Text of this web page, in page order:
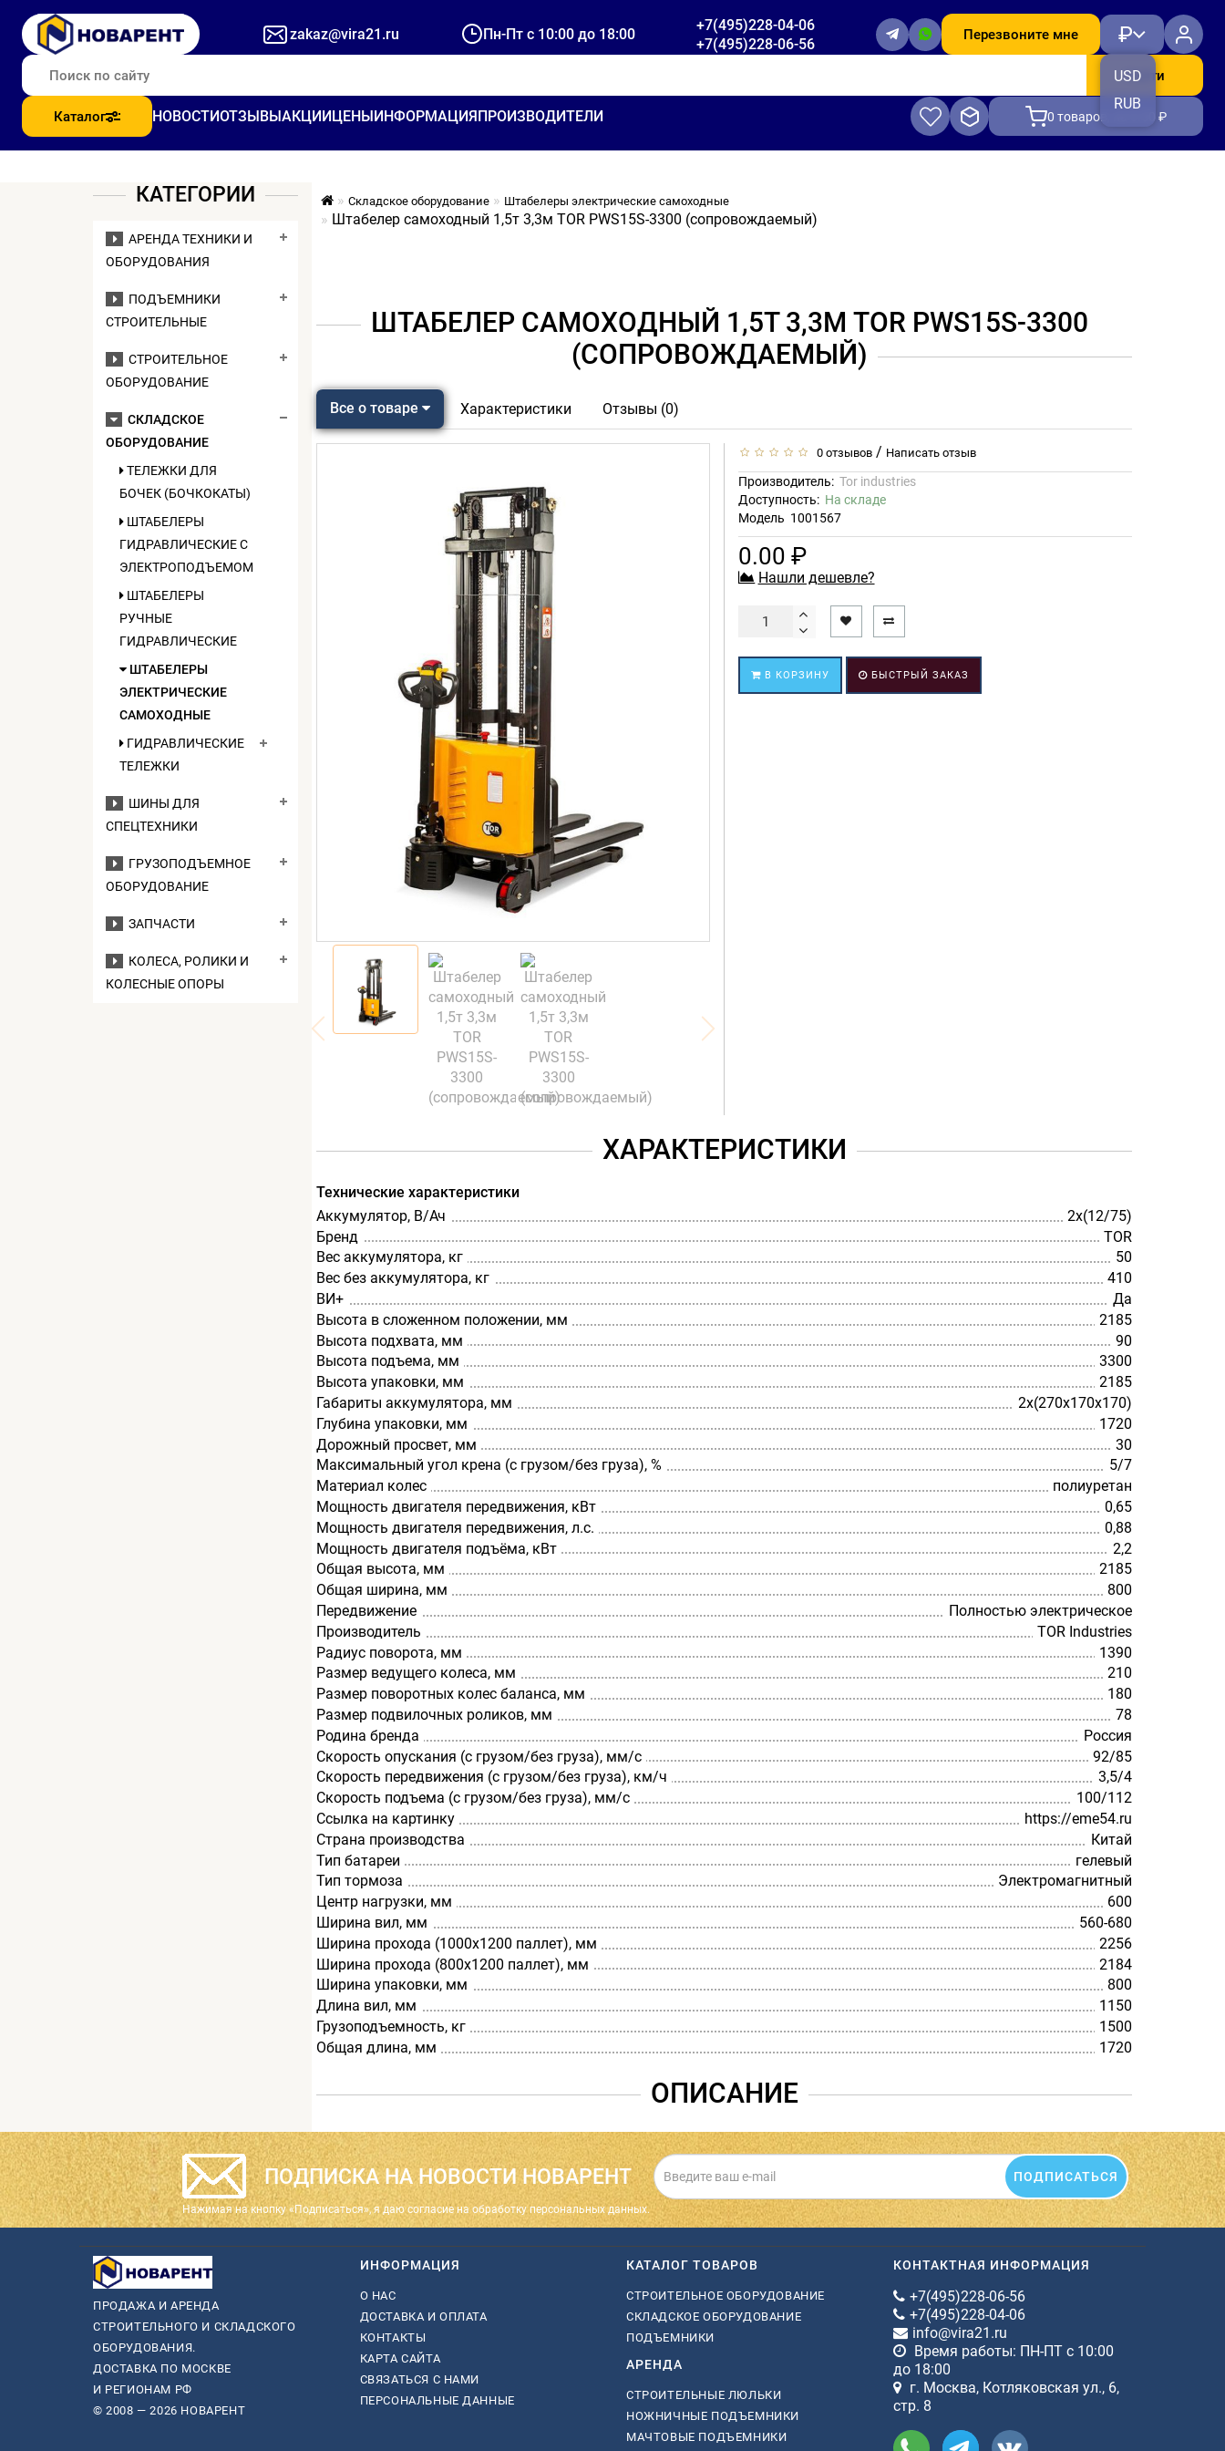
zakaz@vira21.ru Пн-Пт с 10:00 до 18:00
+7(495)228-04-06
+7(495)228-06-56
Перезвоните мне ₽
USD
RUB
Найти
Каталог НОВОСТИОТЗЫВЫАКЦИИЦЕНЫИНФОРМАЦИЯПРОИЗВОДИТЕЛИ 0 товаров, на 0.00 ₽
КАТЕГОРИИ
АРЕНДА ТЕХНИКИ И
ОБОРУДОВАНИЯ
ПОДЪЕМНИКИ
СТРОИТЕЛЬНЫЕ
СТРОИТЕЛЬНОЕ
ОБОРУДОВАНИЕ
СКЛАДСКОЕ
ОБОРУДОВАНИЕ
ТЕЛЕЖКИ ДЛЯ
БОЧЕК (БОЧКОКАТЫ)
ШТАБЕЛЕРЫ
ГИДРАВЛИЧЕСКИЕ C
ЭЛЕКТРОПОДЪЕМОМ
ШТАБЕЛЕРЫ
РУЧНЫЕ
ГИДРАВЛИЧЕСКИЕ
ШТАБЕЛЕРЫ
ЭЛЕКТРИЧЕСКИЕ
САМОХОДНЫЕ
ГИДРАВЛИЧЕСКИЕ
ТЕЛЕЖКИ
ШИНЫ ДЛЯ
СПЕЦТЕХНИКИ
ГРУЗОПОДЪЕМНОЕ
ОБОРУДОВАНИЕ
ЗАПЧАСТИ
КОЛЕСА, РОЛИКИ И
КОЛЕСНЫЕ ОПОРЫ
Складское оборудование Штабелеры электрические самоходные
Штабелер самоходный 1,5т 3,3м TOR PWS15S-3300 (сопровождаемый)
ШТАБЕЛЕР САМОХОДНЫЙ 1,5Т 3,3М TOR PWS15S-3300
(СОПРОВОЖДАЕМЫЙ)
Все о товаре Характеристики Отзывы (0)
0 отзывов / Написать отзыв
Производитель: Tor industries
Доступность: На складе
Модель 1001567
0.00 ₽
Нашли дешевле?
В КОРЗИНУ БЫСТРЫЙ ЗАКАЗ
ХАРАКТЕРИСТИКИ
Технические характеристики
Аккумулятор, В/Ач
2х(12/75)
Бренд
TOR
Вес аккумулятора, кг
50
Вес без аккумулятора, кг
410
ВИ+
Да
Высота в сложенном положении, мм
2185
Высота подхвата, мм
90
Высота подъема, мм
3300
Высота упаковки, мм
2185
Габариты аккумулятора, мм
2х(270х170х170)
Глубина упаковки, мм
1720
Дорожный просвет, мм
30
Максимальный угол крена (с грузом/без груза), %
5/7
Материал колес
полиуретан
Мощность двигателя передвижения, кВт
0,65
Мощность двигателя передвижения, л.с.
0,88
Мощность двигателя подъёма, кВт
2,2
Общая высота, мм
2185
Общая ширина, мм
800
Передвижение
Полностью электрическое
Производитель
TOR Industries
Радиус поворота, мм
1390
Размер ведущего колеса, мм
210
Размер поворотных колес баланса, мм
180
Размер подвилочных роликов, мм
78
Родина бренда
Россия
Скорость опускания (с грузом/без груза), мм/с
92/85
Скорость передвижения (с грузом/без груза), км/ч
3,5/4
Скорость подъема (с грузом/без груза), мм/с
100/112
Ссылка на картинку
https://eme54.ru
Страна производства
Китай
Тип батареи
гелевый
Тип тормоза
Электромагнитный
Центр нагрузки, мм
600
Ширина вил, мм
560-680
Ширина прохода (1000х1200 паллет), мм
2256
Ширина прохода (800х1200 паллет), мм
2184
Ширина упаковки, мм
800
Длина вил, мм
1150
Грузоподъемность, кг
1500
Общая длина, мм
1720
ОПИСАНИЕ
ПОДПИСКА НА НОВОСТИ НОВАРЕНТ ПОДПИСАТЬСЯ
Нажимая на кнопку «Подписаться», я даю cогласие на обработку персональных данных.
ПРОДАЖА И АРЕНДА
СТРОИТЕЛЬНОГО И СКЛАДСКОГО
ОБОРУДОВАНИЯ.
ДОСТАВКА ПО МОСКВЕ
И РЕГИОНАМ РФ
© 2008 — 2026 НОВАРЕНТ
ИНФОРМАЦИЯ
О НАС
ДОСТАВКА И ОПЛАТА
КОНТАКТЫ
КАРТА САЙТА
СВЯЗАТЬСЯ С НАМИ
ПЕРСОНАЛЬНЫЕ ДАННЫЕ
КАТАЛОГ ТОВАРОВ
СТРОИТЕЛЬНОЕ ОБОРУДОВАНИЕ
СКЛАДСКОЕ ОБОРУДОВАНИЕ
ПОДЪЕМНИКИ
АРЕНДА
СТРОИТЕЛЬНЫЕ ЛЮЛЬКИ
НОЖНИЧНЫЕ ПОДЪЕМНИКИ
МАЧТОВЫЕ ПОДЪЕМНИКИ
КОНТАКТНАЯ ИНФОРМАЦИЯ
+7(495)228-06-56
+7(495)228-04-06
info@vira21.ru
Время работы: ПН-ПТ с 10:00
до 18:00
г. Москва, Котляковская ул., 6,
стр. 8